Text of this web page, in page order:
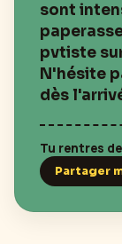
sont
pvtiste
N'hésite
dès
Tu rentres de
Partager